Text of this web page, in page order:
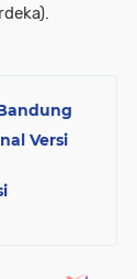
Versi